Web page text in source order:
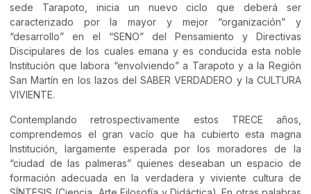
sede Tarapoto, inicia un nuevo ciclo que deberá ser
caracterizado por la mayor y mejor “organización” y
“desarrollo” en el “SENO” del Pensamiento y Directivas
Discipulares de los cuales emana y es conducida esta noble
Institución que labora “envolviendo” a Tarapoto y a la Región
San Martín en los lazos del SABER VERDADERO y la CULTURA
VIVIENTE.
Contemplando retrospectivamente estos TRECE años,
comprendemos el gran vacío que ha cubierto esta magna
Institución, largamente esperada por los moradores de la
“ciudad de las palmeras” quienes deseaban un espacio de
formación adecuada en la verdadera y viviente cultura de